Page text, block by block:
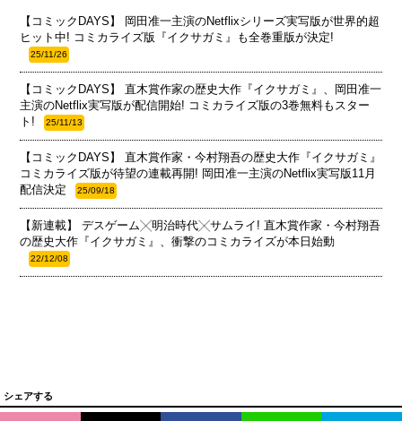
【コミックDAYS】 岡田准一主演のNetflixシリーズ実写版が世界的超
ヒット中! コミカライズ版『イクサガミ』も全巻重版が決定!
25/11/26
【コミックDAYS】 直木賞作家の歴史大作『イクサガミ』、岡田准一
主演のNetflix実写版が配信開始! コミカライズ版の3巻無料もスター
ト!
25/11/13
【コミックDAYS】 直木賞作家・今村翔吾の歴史大作『イクサガミ』
コミカライズ版が待望の連載再開! 岡田准一主演のNetflix実写版11月
配信決定
25/09/18
【新連載】 デスゲーム╳明治時代╳サムライ! 直木賞作家・今村翔吾
の歴史大作『イクサガミ』、衝撃のコミカライズが本日始動
22/12/08
シェアする